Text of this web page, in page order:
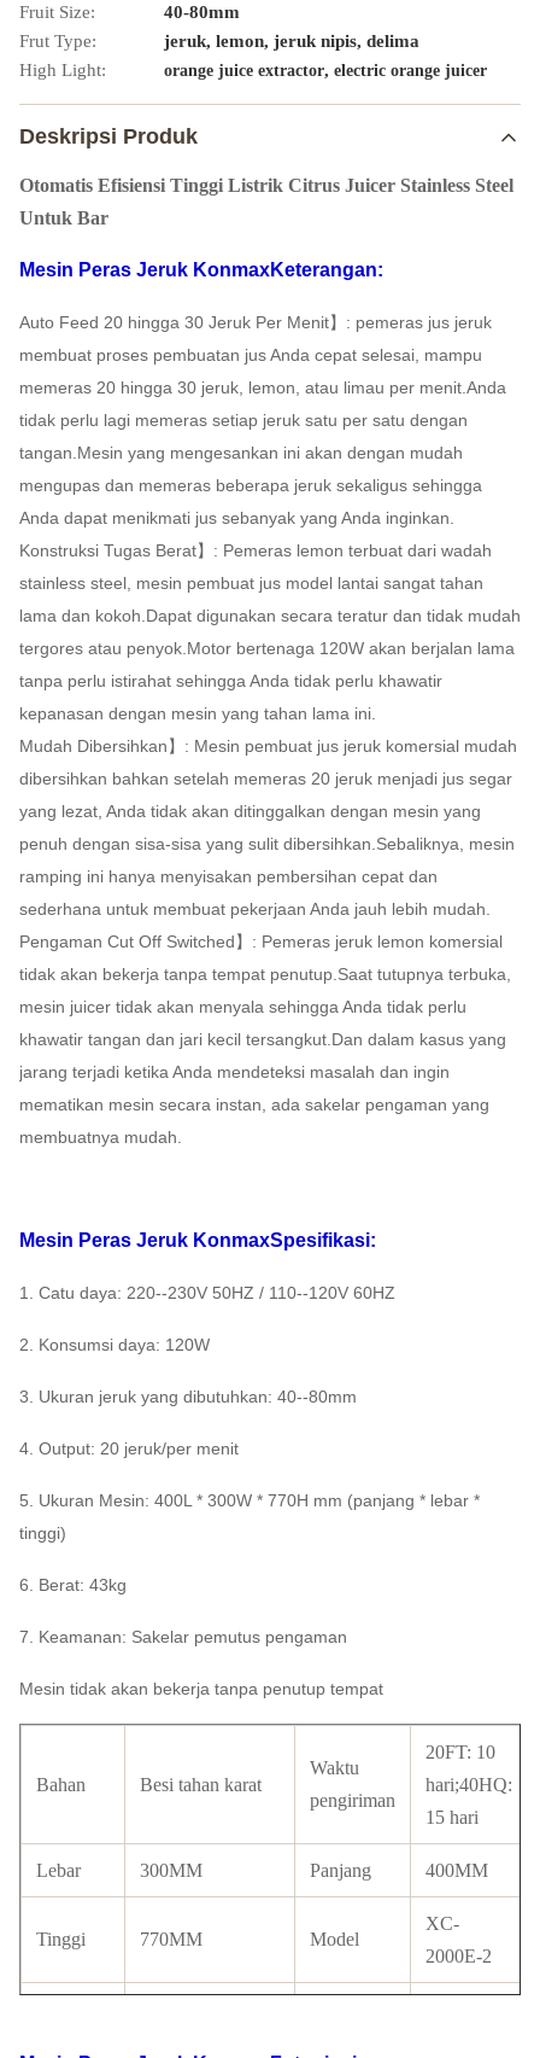
Fruit Size:
40-80mm
Frut Type:
jeruk, lemon, jeruk nipis, delima
High Light:
orange juice extractor, electric orange juicer
Deskripsi Produk
Otomatis Efisiensi Tinggi Listrik Citrus Juicer Stainless Steel
Untuk Bar
Mesin Peras Jeruk KonmaxKeterangan:
Auto Feed 20 hingga 30 Jeruk Per Menit】: pemeras jus jeruk
membuat proses pembuatan jus Anda cepat selesai, mampu
memeras 20 hingga 30 jeruk, lemon, atau limau per menit.Anda
tidak perlu lagi memeras setiap jeruk satu per satu dengan
tangan.Mesin yang mengesankan ini akan dengan mudah
mengupas dan memeras beberapa jeruk sekaligus sehingga
Anda dapat menikmati jus sebanyak yang Anda inginkan.
Konstruksi Tugas Berat】: Pemeras lemon terbuat dari wadah
stainless steel, mesin pembuat jus model lantai sangat tahan
lama dan kokoh.Dapat digunakan secara teratur dan tidak mudah
tergores atau penyok.Motor bertenaga 120W akan berjalan lama
tanpa perlu istirahat sehingga Anda tidak perlu khawatir
kepanasan dengan mesin yang tahan lama ini.
Mudah Dibersihkan】: Mesin pembuat jus jeruk komersial mudah
dibersihkan bahkan setelah memeras 20 jeruk menjadi jus segar
yang lezat, Anda tidak akan ditinggalkan dengan mesin yang
penuh dengan sisa-sisa yang sulit dibersihkan.Sebaliknya, mesin
ramping ini hanya menyisakan pembersihan cepat dan
sederhana untuk membuat pekerjaan Anda jauh lebih mudah.
Pengaman Cut Off Switched】: Pemeras jeruk lemon komersial
tidak akan bekerja tanpa tempat penutup.Saat tutupnya terbuka,
mesin juicer tidak akan menyala sehingga Anda tidak perlu
khawatir tangan dan jari kecil tersangkut.Dan dalam kasus yang
jarang terjadi ketika Anda mendeteksi masalah dan ingin
mematikan mesin secara instan, ada sakelar pengaman yang
membuatnya mudah.
Mesin Peras Jeruk KonmaxSpesifikasi:
1. Catu daya: 220--230V 50HZ / 110--120V 60HZ
2. Konsumsi daya: 120W
3. Ukuran jeruk yang dibutuhkan: 40--80mm
4. Output: 20 jeruk/per menit
5. Ukuran Mesin: 400L * 300W * 770H mm (panjang * lebar *
tinggi)
6. Berat: 43kg
7. Keamanan: Sakelar pemutus pengaman
Mesin tidak akan bekerja tanpa penutup tempat
Bahan Besi tahan karat
Waktu
pengiriman
20FT: 10
hari;40HQ:
15 hari
Lebar 300MM Panjang 400MM
Tinggi 770MM Model
XC-
2000E-2